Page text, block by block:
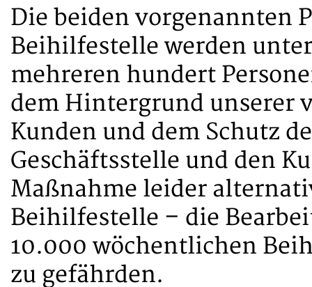
Die beiden vorgenannten
Beihilfestelle werden
mehreren hundert
dem Hintergrund unserer
Kunden und dem Schutz
Geschäftsstelle und den
Maßnahme leider
Beihilfestelle – die
10.000 wöchentlichen
zu gefährden.